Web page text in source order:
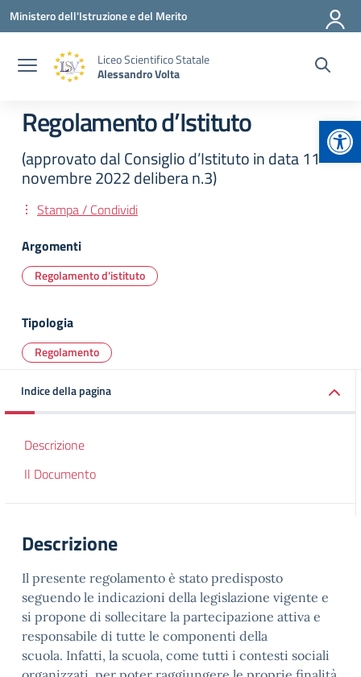
Vai ai contenuti
Vai al menu di navigazione
Vai al footer
Ministero dell'Istruzione e del Merito
Liceo Scientifico Statale
Alessandro Volta
Regolamento d’Istituto
(approvato dal Consiglio d’Istituto in data 11
novembre 2022 delibera n.3)
Stampa / Condividi
Argomenti
Regolamento d'istituto
Tipologia
Regolamento
Indice della pagina
Descrizione
Il Documento
Descrizione
Il presente regolamento è stato predisposto
seguendo le indicazioni della legislazione vigente e
si propone di sollecitare la partecipazione attiva e
responsabile di tutte le componenti della
scuola. Infatti, la scuola, come tutti i contesti sociali